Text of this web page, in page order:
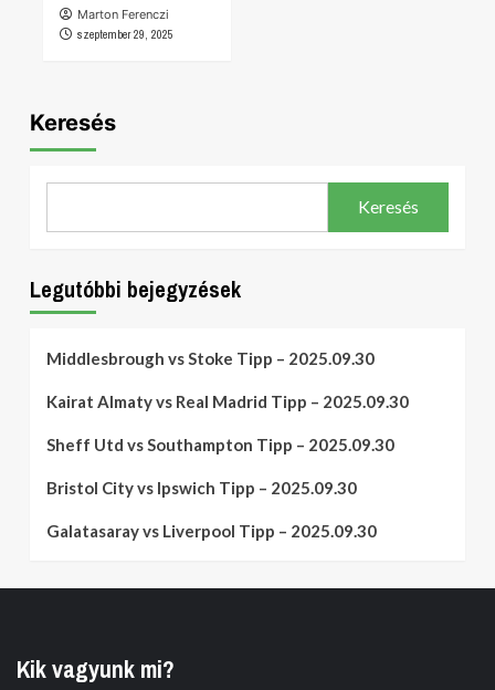
Marton Ferenczi
szeptember 29, 2025
Keresés
Keresés
Legutóbbi bejegyzések
Middlesbrough vs Stoke Tipp – 2025.09.30
Kairat Almaty vs Real Madrid Tipp – 2025.09.30
Sheff Utd vs Southampton Tipp – 2025.09.30
Bristol City vs Ipswich Tipp – 2025.09.30
Galatasaray vs Liverpool Tipp – 2025.09.30
Kik vagyunk mi?